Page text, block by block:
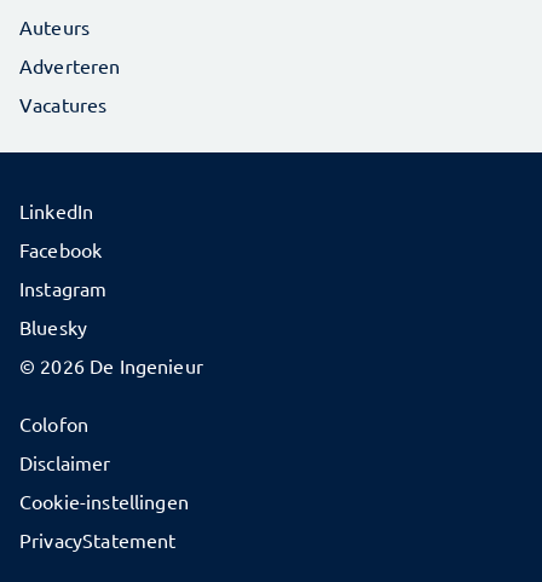
Auteurs
Adverteren
Vacatures
© 2026 De Ingenieur
Colofon
Disclaimer
Cookie-instellingen
PrivacyStatement
LinkedIn
Facebook
Instagram
Bluesky